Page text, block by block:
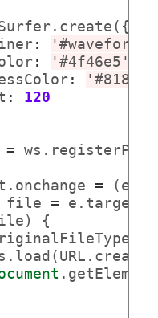
: '#waveform'
: '#4f46e5'
:
:
120
=
= (e)
file =
{